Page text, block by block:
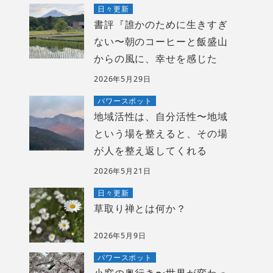
日々更新
書評『誰かのために生きすぎ
ない〜朝のコーヒーと飯盛山
からの風に、幸せを感じた
2026年5月29日
パワースポット
地域活性は、自分活性〜地域
という場を整えると、その場
が人を整え返してくれる
2026年5月21日
日々更新
草取り禅とは何か？
2026年5月9日
パワースポット